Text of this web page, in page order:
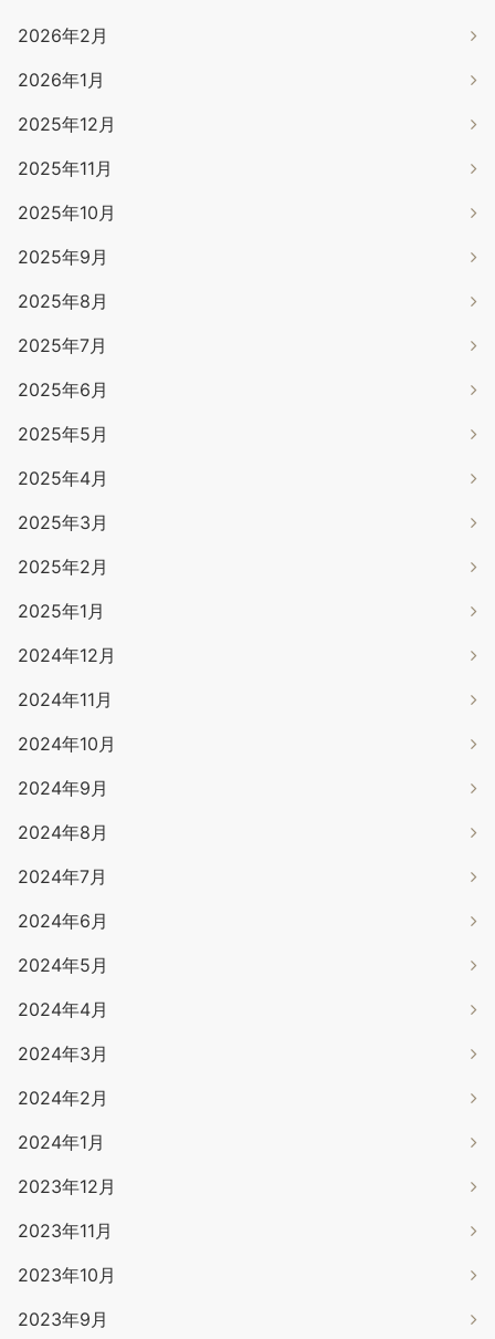
2026年2月
2026年1月
2025年12月
2025年11月
2025年10月
2025年9月
2025年8月
2025年7月
2025年6月
2025年5月
2025年4月
2025年3月
2025年2月
2025年1月
2024年12月
2024年11月
2024年10月
2024年9月
2024年8月
2024年7月
2024年6月
2024年5月
2024年4月
2024年3月
2024年2月
2024年1月
2023年12月
2023年11月
2023年10月
2023年9月